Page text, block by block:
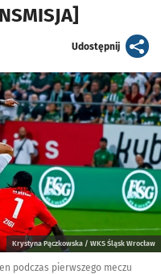
Udostępnijartykuł
Krystyna Pączkowska / WKS Śląsk Wrocław
podczas pierwszego meczu